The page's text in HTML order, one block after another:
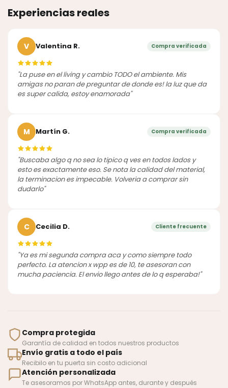
Experiencias reales
V Valentina R. Compra verificada
"La puse en el living y cambio TODO el ambiente. Mis
amigas no paran de preguntar de donde es! la luz que da
es super calida, estoy enamorada"
M Martín G. Compra verificada
"Buscaba algo q no sea lo tipico q ves en todos lados y
esto es exactamente eso. Se nota la calidad del material,
la terminacion es impecable. Volveria a comprar sin
dudarlo"
C Cecilia D. Cliente frecuente
"Ya es mi segunda compra aca y como siempre todo
perfecto. La atencion x wpp es de 10, te asesoran con
mucha paciencia. El envio llego antes de lo q esperaba!"
Compra protegida
Garantía de calidad en todos nuestros productos
Envío gratis a todo el país
Recibilo en tu puerta sin costo adicional
Atención personalizada
Te asesoramos por WhatsApp antes, durante y después